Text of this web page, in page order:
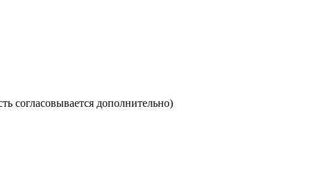
согласовывается дополнительно)